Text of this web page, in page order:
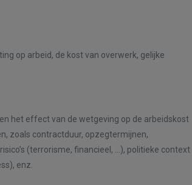
op arbeid, de kost van overwerk, gelijke
het effect van de wetgeving op de arbeidskost
zoals contractduur, opzegtermijnen,
(terrorisme, financieel, …), politieke context
enz.